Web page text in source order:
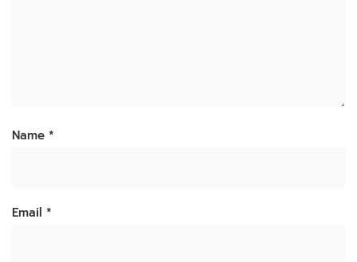
Name *
Email *